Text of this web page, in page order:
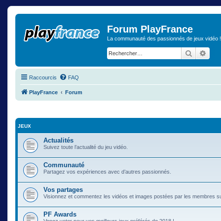
Forum PlayFrance
La communauté des passionnés de jeux vidéo !
Raccourcis FAQ
PlayFrance Forum
JEUX
Actualités
Suivez toute l’actualité du jeu vidéo.
Communauté
Partagez vos expériences avec d’autres passionnés.
Vos partages
Visionnez et commentez les vidéos et images postées par les membres
PF Awards